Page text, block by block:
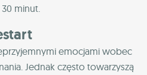
minut.
emocjami wobec
Jednak często towarzyszą